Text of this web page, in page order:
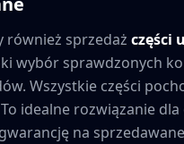
również sprzedaż części
wybór sprawdzonych
Wszystkie części
idealne rozwiązanie
na